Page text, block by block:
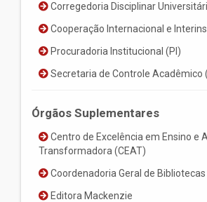
Corregedoria Disciplinar
Cooperação Internacional e
Procuradoria Institucional (PI)
Secretaria de Controle Acadêmico
Órgãos Suplementares
Centro de Excelência em Ensino e
Transformadora (CEAT)
Coordenadoria Geral de Bibliotecas
Editora Mackenzie